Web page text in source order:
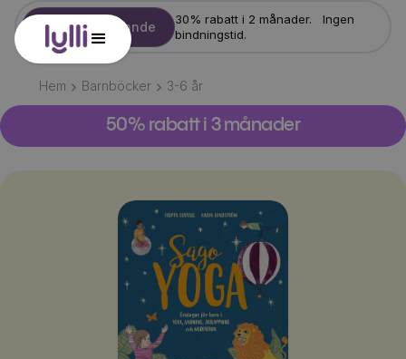
Starta erbjudande
30% rabatt i 2 månader. Ingen
bindningstid.
Hem Barnböcker 3-6 år
50% rabatt i 3 månader